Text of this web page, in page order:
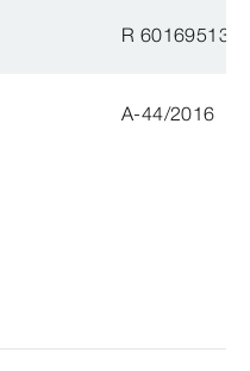
R 60169513
A-44/2016